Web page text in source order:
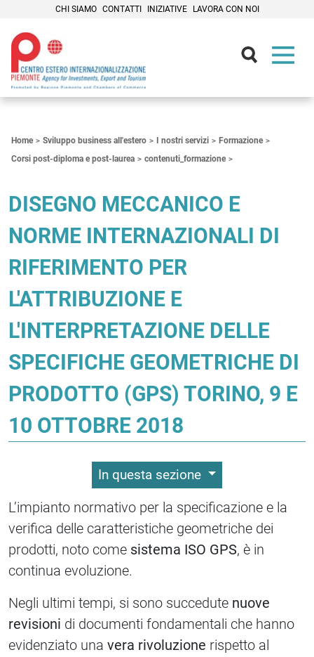
CHI SIAMO CONTATTI INIZIATIVE LAVORA CON NOI
Home Sviluppo business all'estero I nostri servizi
Formazione
Corsi post-diploma e post-laurea
contenuti_formazione
DISEGNO MECCANICO E
NORME INTERNAZIONALI DI
RIFERIMENTO PER
L'ATTRIBUZIONE E
L'INTERPRETAZIONE DELLE
SPECIFICHE GEOMETRICHE DI
PRODOTTO (GPS) TORINO, 9 E
10 OTTOBRE 2018
In questa sezione
L’impianto normativo per la specificazione e la
verifica delle caratteristiche geometriche dei
prodotti, noto come sistema ISO GPS, è in
continua evoluzione.
Negli ultimi tempi, si sono succedute nuove
revisioni di documenti fondamentali che hanno
evidenziato una vera rivoluzione rispetto al